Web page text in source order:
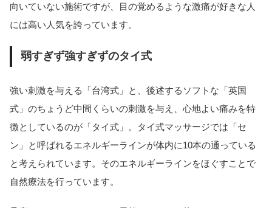
向いていない施術ですが、目の覚めるような激痛が好きな人
には高い人気を誇っています。
弱すぎず強すぎずのタイ式
強い刺激を与える「台湾式」と、後述するソフトな「英国
式」のちょうど中間くらいの刺激を与え、心地よい痛みを特
徴としているのが「タイ式」。タイ式マッサージでは「セ
ン」と呼ばれるエネルギーラインが体内に10本の通っている
と考えられています。そのエネルギーラインをほぐすことで
自然療法を行っています。